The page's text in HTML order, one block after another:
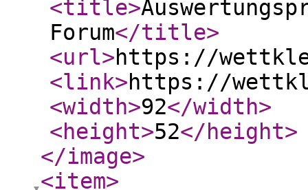
<title>
Forum</title>
<url>https://
<link>https://
<width>92</width>
<height>52</height>
</image>
<item>